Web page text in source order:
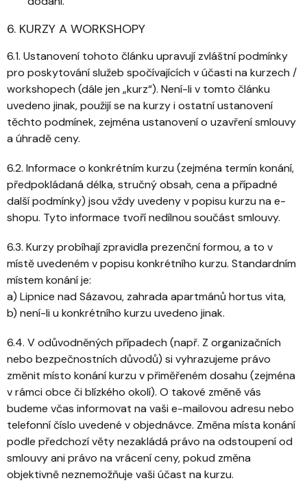
6. KURZY A WORKSHOPY
6.1. Ustanovení tohoto článku upravují zvláštní podmínky
pro poskytování služeb spočívajících v účasti na kurzech /
workshopech (dále jen „kurz“). Není-li v tomto článku
uvedeno jinak, použijí se na kurzy i ostatní ustanovení
těchto podmínek, zejména ustanovení o uzavření smlouvy
a úhradě ceny.
6.2. Informace o konkrétním kurzu (zejména termín konání,
předpokládaná délka, stručný obsah, cena a případné
další podmínky) jsou vždy uvedeny v popisu kurzu na e-
shopu. Tyto informace tvoří nedílnou součást smlouvy.
6.3. Kurzy probíhají zpravidla prezenční formou, a to v
místě uvedeném v popisu konkrétního kurzu. Standardním
místem konání je:
a) Lipnice nad Sázavou, zahrada apartmánů hortus vita,
b) není-li u konkrétního kurzu uvedeno jinak.
6.4. V odůvodněných případech (např. Z organizačních
nebo bezpečnostních důvodů) si vyhrazujeme právo
změnit místo konání kurzu v přiměřeném dosahu (zejména
v rámci obce či blízkého okolí). O takové změně vás
budeme včas informovat na vaši e-mailovou adresu nebo
telefonní číslo uvedené v objednávce. Změna místa konání
podle předchozí věty nezakládá právo na odstoupení od
smlouvy ani právo na vrácení ceny, pokud změna
objektivně neznemožňuje vaši účast na kurzu.